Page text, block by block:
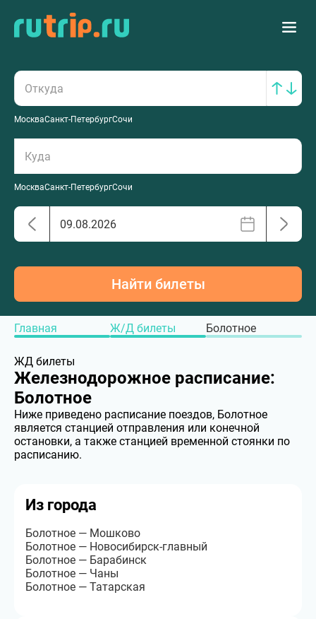
МоскваСанкт-ПетербургСочи
МоскваСанкт-ПетербургСочи
Найти билеты
Главная Ж/Д билеты Болотное
ЖД билеты
Железнодорожное расписание:
Болотное
Ниже приведено расписание поездов, Болотное
является станцией отправления или конечной
остановки, а также станцией временной стоянки по
расписанию.
Из города
Болотное — Мошково
Болотное — Новосибирск-главный
Болотное — Барабинск
Болотное — Чаны
Болотное — Татарская